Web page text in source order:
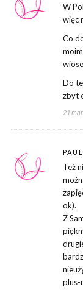
W
więc
Co
Do
zbyt
21
Też
ok).
Z
plus-